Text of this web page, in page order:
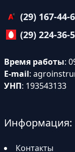
(29) 167-44-
(29) 224-36-
Время работы:
E-mail:
УНП: 193543133
Информация:
Контакты